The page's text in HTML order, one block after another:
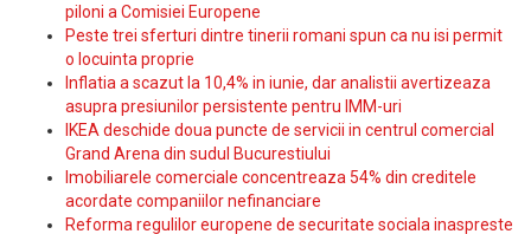
piloni a Comisiei Europene
Peste trei sferturi dintre tinerii romani spun ca nu isi permit
o locuinta proprie
Inflatia a scazut la 10,4% in iunie, dar analistii avertizeaza
asupra presiunilor persistente pentru IMM-uri
IKEA deschide doua puncte de servicii in centrul comercial
Grand Arena din sudul Bucurestiului
Imobiliarele comerciale concentreaza 54% din creditele
acordate companiilor nefinanciare
Reforma regulilor europene de securitate sociala inaspreste